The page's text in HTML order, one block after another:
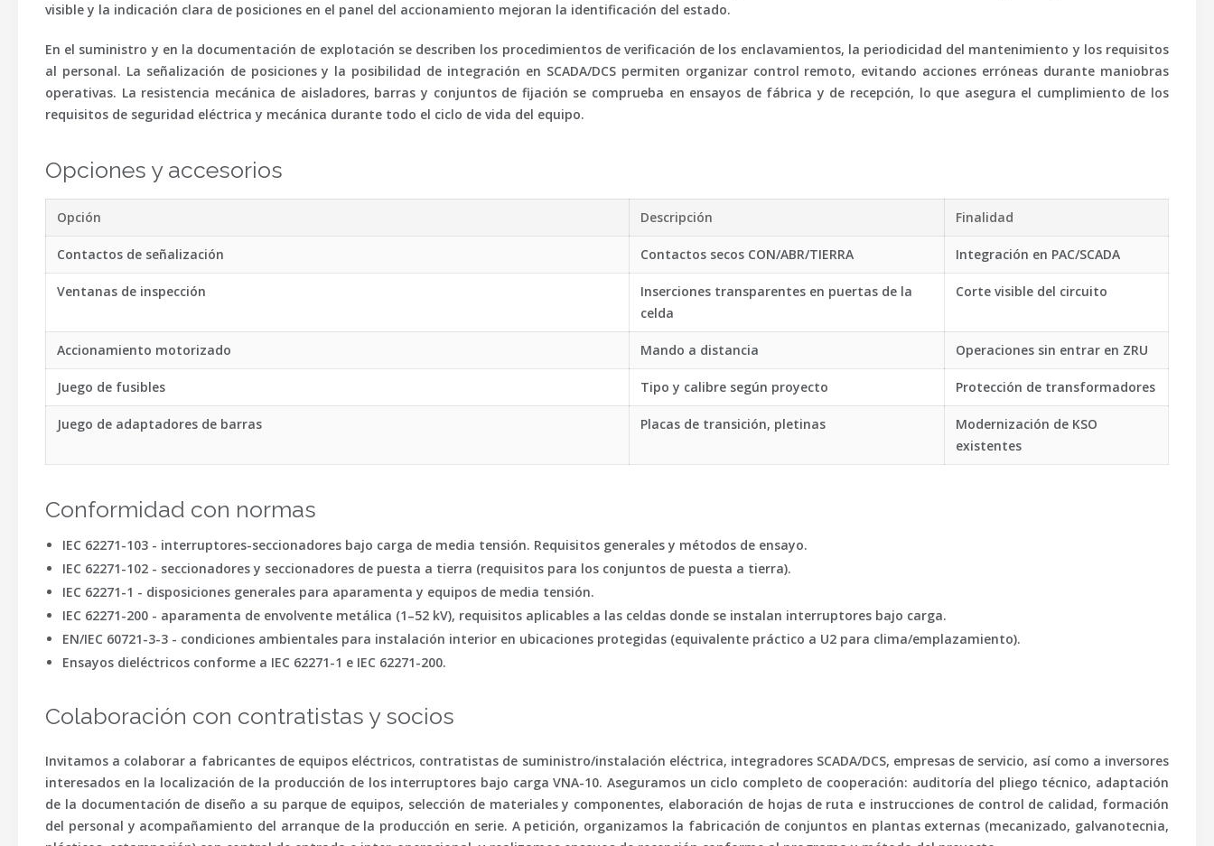
visible y la indicación clara de posiciones en el panel del accionamiento mejoran la identificación del estado.
En el suministro y en la documentación de explotación se describen los procedimientos de verificación de los enclavamientos, la periodicidad del mantenimiento y los requisitos
al personal. La señalización de posiciones y la posibilidad de integración en SCADA/DCS permiten organizar control remoto, evitando acciones erróneas durante maniobras
operativas. La resistencia mecánica de aisladores, barras y conjuntos de fijación se comprueba en ensayos de fábrica y de recepción, lo que asegura el cumplimiento de los
requisitos de seguridad eléctrica y mecánica durante todo el ciclo de vida del equipo.
Opciones y accesorios
Opción Descripción Finalidad
Contactos de señalización Contactos secos CON/ABR/TIERRA Integración en PAC/SCADA
Ventanas de inspección
Inserciones transparentes en puertas de la
celda
Corte visible del circuito
Accionamiento motorizado Mando a distancia Operaciones sin entrar en ZRU
Juego de fusibles Tipo y calibre según proyecto Protección de transformadores
Juego de adaptadores de barras Placas de transición, pletinas
Modernización de KSO
existentes
Conformidad con normas
IEC 62271-103 - interruptores-seccionadores bajo carga de media tensión. Requisitos generales y métodos de ensayo.
IEC 62271-102 - seccionadores y seccionadores de puesta a tierra (requisitos para los conjuntos de puesta a tierra).
IEC 62271-1 - disposiciones generales para aparamenta y equipos de media tensión.
IEC 62271-200 - aparamenta de envolvente metálica (1–52 kV), requisitos aplicables a las celdas donde se instalan interruptores bajo carga.
EN/IEC 60721-3-3 - condiciones ambientales para instalación interior en ubicaciones protegidas (equivalente práctico a U2 para clima/emplazamiento).
Ensayos dieléctricos conforme a IEC 62271-1 e IEC 62271-200.
Colaboración con contratistas y socios
Invitamos a colaborar a fabricantes de equipos eléctricos, contratistas de suministro/instalación eléctrica, integradores SCADA/DCS, empresas de servicio, así como a inversores
interesados en la localización de la producción de los interruptores bajo carga VNA-10. Aseguramos un ciclo completo de cooperación: auditoría del pliego técnico, adaptación
de la documentación de diseño a su parque de equipos, selección de materiales y componentes, elaboración de hojas de ruta e instrucciones de control de calidad, formación
del personal y acompañamiento del arranque de la producción en serie. A petición, organizamos la fabricación de conjuntos en plantas externas (mecanizado, galvanotecnia,